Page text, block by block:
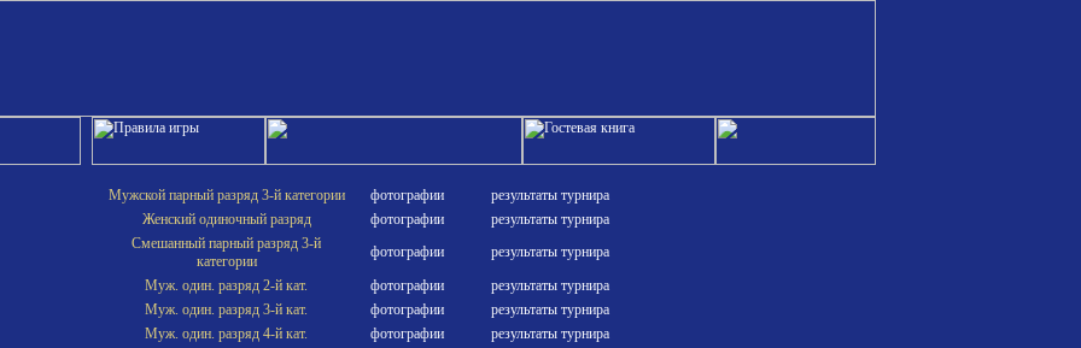
Мужской парный разряд 3-й категории фотографии
результаты турнира
Женский одиночный разряд
фотографии
результаты турнира
Смешанный парный разряд 3-й
категории
фотографии
результаты турнира
Муж. один. разряд 2-й кат.
фотографии
результаты турнира
Муж. один. разряд 3-й кат.
фотографии
результаты турнира
Муж. один. разряд 4-й кат.
фотографии
результаты турнира